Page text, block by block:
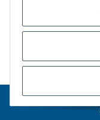
* Alle Preise inkl.
© 2026